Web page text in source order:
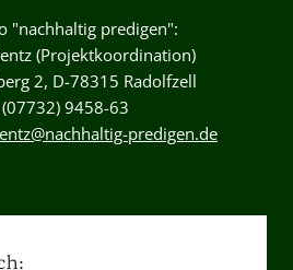
"nachhaltig predigen":
(Projektkoordination)
2, D-78315 Radolfzell
(07732) 9458-63
predigen.de